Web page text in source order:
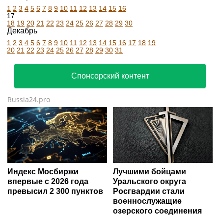
1 2 3 4 5 6 7 8 9 10 11 12 13 14 15 16
17
18 19 20 21 22 23 24 25 26 27 28 29 30
Декабрь
1 2 3 4 5 6 7 8 9 10 11 12 13 14 15 16 17 18 19
20 21 22 23 24 25 26 27 28 29 30 31
Спонсорский контент
Russia24.pro
Индекс Мосбиржи
впервые с 2026 года
превысил 2 300 пунктов
Лучшими бойцами
Уральского округа
Росгвардии стали
военнослужащие
озерского соединения